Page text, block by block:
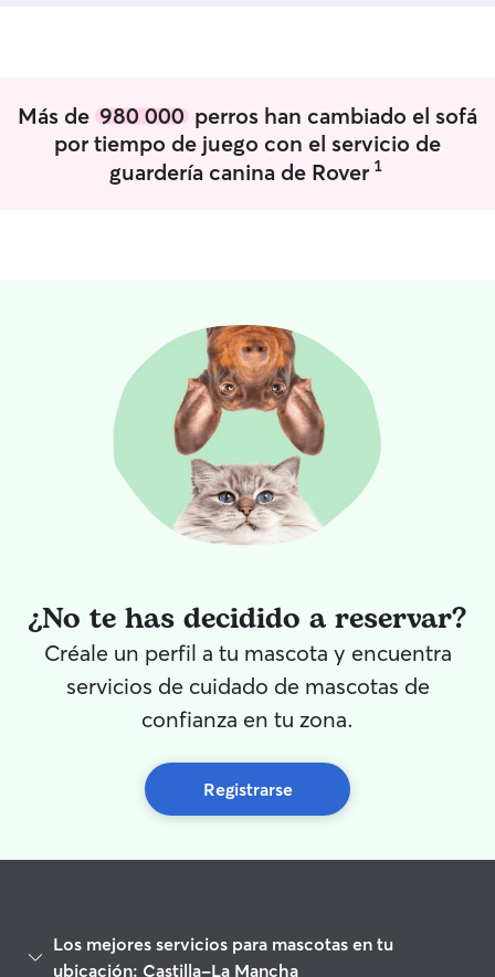
Más de 980 000 perros han cambiado el sofá
por tiempo de juego con el servicio de
guardería canina de Rover 1
¿No te has decidido a reservar?
Créale un perfil a tu mascota y encuentra
servicios de cuidado de mascotas de
confianza en tu zona.
Registrarse
Los mejores servicios para mascotas en tu
ubicación: Castilla-La Mancha